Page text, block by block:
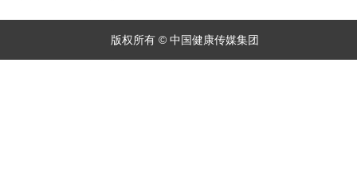
版权所有 © 中国健康传媒集团